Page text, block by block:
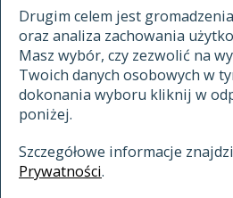
Drugim celem jest
oraz analiza zachowania
Masz wybór, czy zezwolić na
Twoich danych osobowych w
dokonania wyboru kliknij w
poniżej.
Szczegółowe informacje
Prywatności.
materiały archiwalne
cytowanie
kontakt